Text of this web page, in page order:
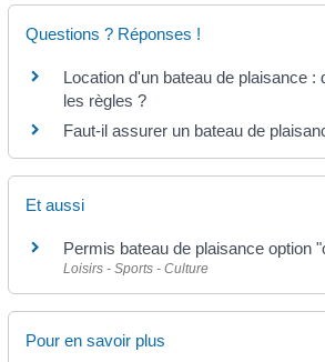
Questions ? Réponses !
Location d'un bateau de plaisance :
les règles ?
Faut-il assurer un bateau de
Et aussi
Permis bateau de plaisance option
Loisirs - Sports - Culture
Pour en savoir plus